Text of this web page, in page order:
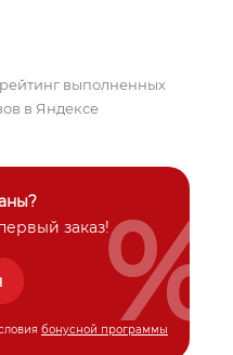
выполненных
в Яндексе
заказ!
бонусной программы
%